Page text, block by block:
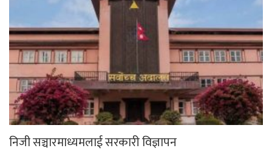
निजी सञ्चारमाध्यमलाई सरकारी विज्ञापन